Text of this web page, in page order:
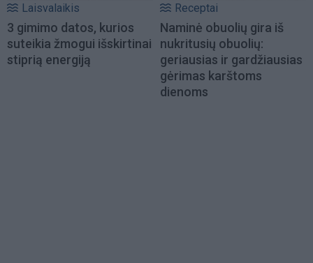
Laisvalaikis
3 gimimo datos, kurios
suteikia žmogui išskirtinai
stiprią energiją
Receptai
Naminė obuolių gira iš
nukritusių obuolių:
geriausias ir gardžiausias
gėrimas karštoms
dienoms